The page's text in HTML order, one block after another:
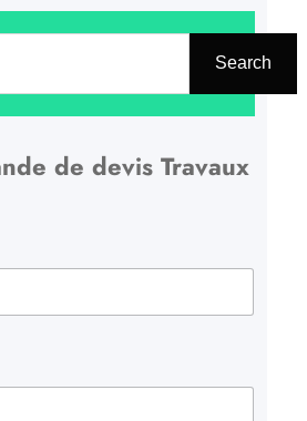
Search
de devis Travaux